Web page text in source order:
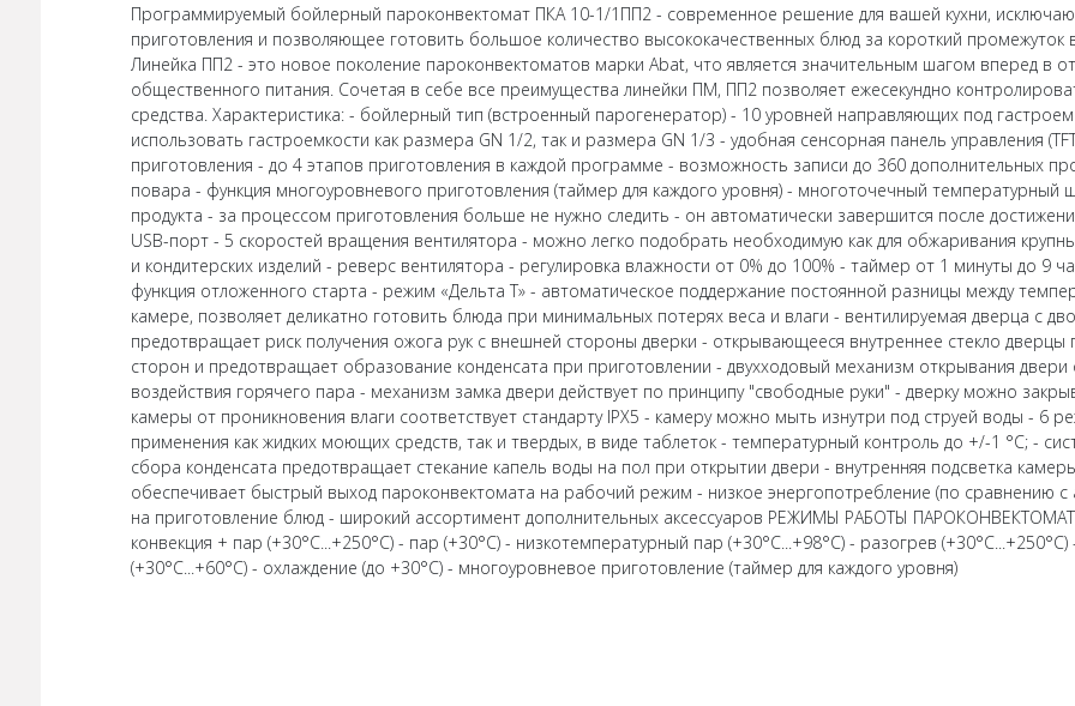
Программируемый бойлерный пароконвектомат ПКА 10-1/1ПП2 - современное решение для вашей кухни,
приготовления и позволяющее готовить большое количество высококачественных блюд за короткий промежуток
Линейка ПП2 - это новое поколение пароконвектоматов марки Abat, что является значительным шагом вперед в
общественного питания. Сочетая в себе все преимущества линейки ПМ, ПП2 позволяет ежесекундно
средства. Характеристика: - бойлерный тип (встроенный парогенератор) - 10 уровней направляющих под
использовать гастроемкости как размера GN 1/2, так и размера GN 1/3 - удобная сенсорная панель управления
приготовления - до 4 этапов приготовления в каждой программе - возможность записи до 360 дополнительных
повара - функция многоуровневого приготовления (таймер для каждого уровня) - многоточечный температурный
продукта - за процессом приготовления больше не нужно следить - он автоматически завершится после
USB-порт - 5 скоростей вращения вентилятора - можно легко подобрать необходимую как для обжаривания
и кондитерских изделий - реверс вентилятора - регулировка влажности от 0% до 100% - таймер от 1 минуты до 9
функция отложенного старта - режим «Дельта Т» - автоматическое поддержание постоянной разницы между
камере, позволяет деликатно готовить блюда при минимальных потерях веса и влаги - вентилируемая дверца с
предотвращает риск получения ожога рук с внешней стороны дверки - открывающееся внутреннее стекло дверцы
сторон и предотвращает образование конденсата при приготовлении - двухходовый механизм открывания
воздействия горячего пара - механизм замка двери действует по принципу "свободные руки" - дверку можно
камеры от проникновения влаги соответствует стандарту IPX5 - камеру можно мыть изнутри под струей воды - 6
применения как жидких моющих средств, так и твердых, в виде таблеток - температурный контроль до +/-1 °С; -
сбора конденсата предотвращает стекание капель воды на пол при открытии двери - внутренняя подсветка
обеспечивает быстрый выход пароконвектомата на рабочий режим - низкое энергопотребление (по сравнению с
на приготовление блюд - широкий ассортимент дополнительных аксессуаров РЕЖИМЫ РАБОТЫ
конвекция + пар (+30°С...+250°С) - пар (+30°С) - низкотемпературный пар (+30°С...+98°С) - разогрев
(+30°С...+60°С) - охлаждение (до +30°С) - многоуровневое приготовление (таймер для каждого уровня)